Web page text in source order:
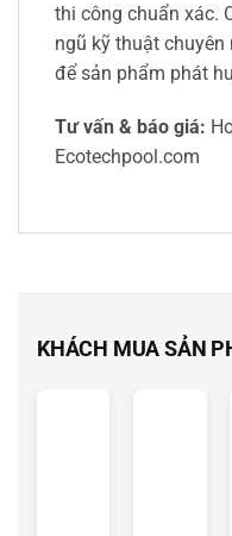
thi công chuẩn xác.
ngũ kỹ thuật
để sản phẩm phát
Tư vấn & báo giá:
Ecotechpool.com
KHÁCH MUA SẢN